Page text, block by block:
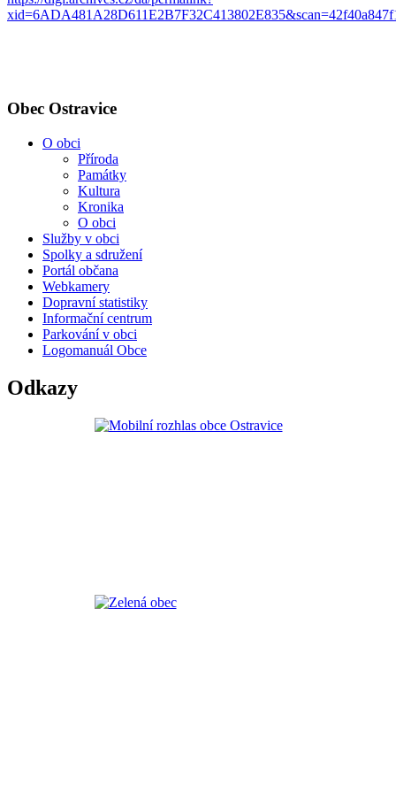
Obec Ostravice
O obci
Příroda
Památky
Kultura
Kronika
O obci
Služby v obci
Spolky a sdružení
Portál občana
Webkamery
Dopravní statistiky
Informační centrum
Parkování v obci
Logomanuál Obce
Odkazy